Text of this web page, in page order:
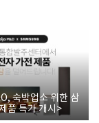
숙박업소 위한 삼
품 특가 개시>